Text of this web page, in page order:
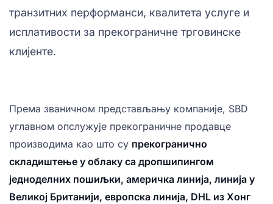
транзитних перформанси, квалитета услуге и
исплативости за прекограничне трговинске
клијенте.
Према званичном представљању компаније, SBD
углавном опслужује прекограничне продавце
производима као што су прекогранично
складиштење у облаку са дропшипингом
једноделних пошиљки, америчка линија, линија у
Великој Британији, европска линија, DHL из Хонг